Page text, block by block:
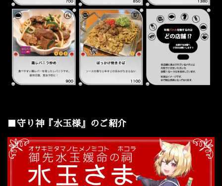
■守り神『水玉様』のご紹介